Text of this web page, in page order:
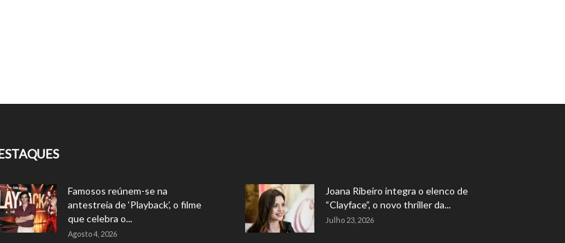
Famosos reúnem-se na
antestreia de ‘Playback’, o filme
que celebra o...
Agosto 4, 2026
Joana Ribeiro integra o elenco de
“Clayface”, o novo thriller da...
Julho 23, 2026